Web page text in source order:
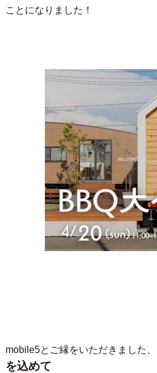
ことになりました！
mobile5とご縁をいただきました、
を込めて